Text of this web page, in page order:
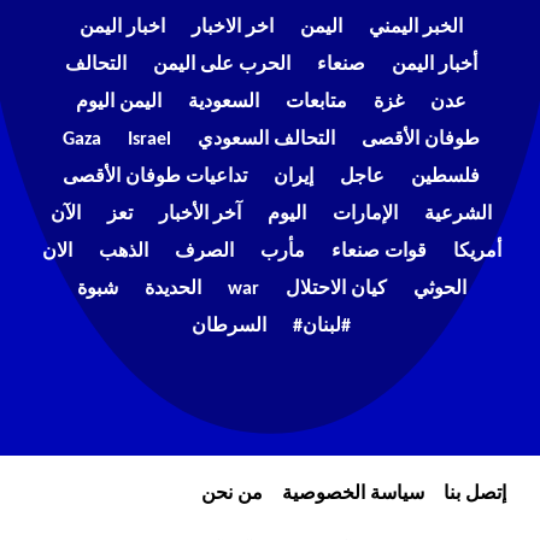
الخبر اليمني اليمن اخر الاخبار
اخبار اليمن
أخبار اليمن
صنعاء الحرب على اليمن
التحالف
عدن
غزة متابعات السعودية
اليمن اليوم
طوفان الأقصى
التحالف السعودي Israel
Gaza
فلسطين
عاجل إيران
تداعيات طوفان الأقصى
الشرعية
الإمارات اليوم آخر الأخبار تعز
الآن
أمريكا
قوات صنعاء مأرب الصرف الذهب
الان
الحوثي
كيان الاحتلال war الحديدة
شبوة
#لبنان#
السرطان
إتصل بنا سياسة الخصوصية من نحن